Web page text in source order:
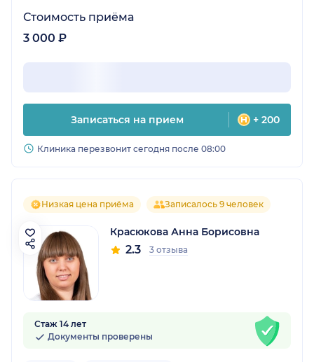
Стоимость приёма
3 000 ₽
Записаться на прием + 200
Клиника перезвонит сегодня после 08:00
Низкая цена приёма Записалось 9 человек
Красюкова Анна Борисовна
2.3 3 отзыва
Стаж 14 лет
Документы проверены